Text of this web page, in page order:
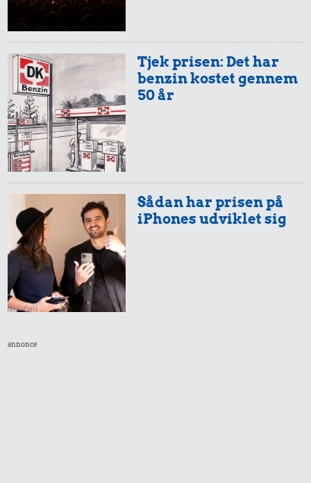
Tjek prisen: Det har
benzin kostet gennem
50 år
Sådan har prisen på
iPhones udviklet sig
annonce